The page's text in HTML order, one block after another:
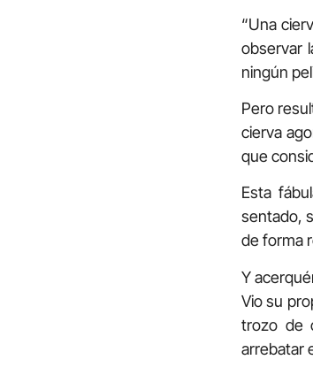
“Una
observar
ningún
Pero
cierva
que
Esta
sentado,
de forma
Y
Vio su
trozo de
arrebatar